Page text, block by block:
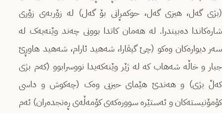
(بژی گەل، هیزی گەل، حوکمڕانی بۆ گەل) لە زۆربەی زۆری
شارەکاندا دەبیندرا. لە هەمان کاتدا بوونی چەند وێنەیەک لە
سەر دیوارەکان وەکو (چێ گیڤارا، شەهید ئارام، شەهید هاوڕێ
جبار و خاڵە شەهاب کە لە ژێر وێنەکەیدا نووسرابوو (کەم بژی
کەڵ بژی) و هەندێ هێمای حیزبی وەک (چەکوش و داسی
کۆمۆنیستەکان و ئەستێرە سوورەکەی کۆمەڵەی ڕەنجدەران) ئەم